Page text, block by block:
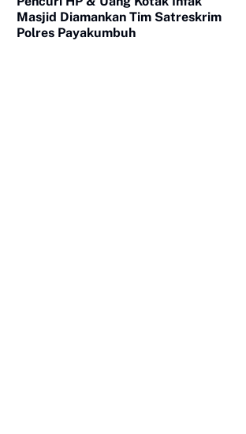
Masjid Diamankan Tim Satreskrim
Polres Payakumbuh